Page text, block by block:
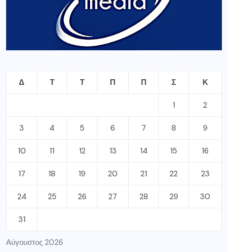
Αύγουστος 2026
Δ Τ Τ Π Π Σ Κ
1 2
3 4 5 6 7 8 9
10 11 12 13 14 15 16
17 18 19 20 21 22 23
24 25 26 27 28 29 30
31